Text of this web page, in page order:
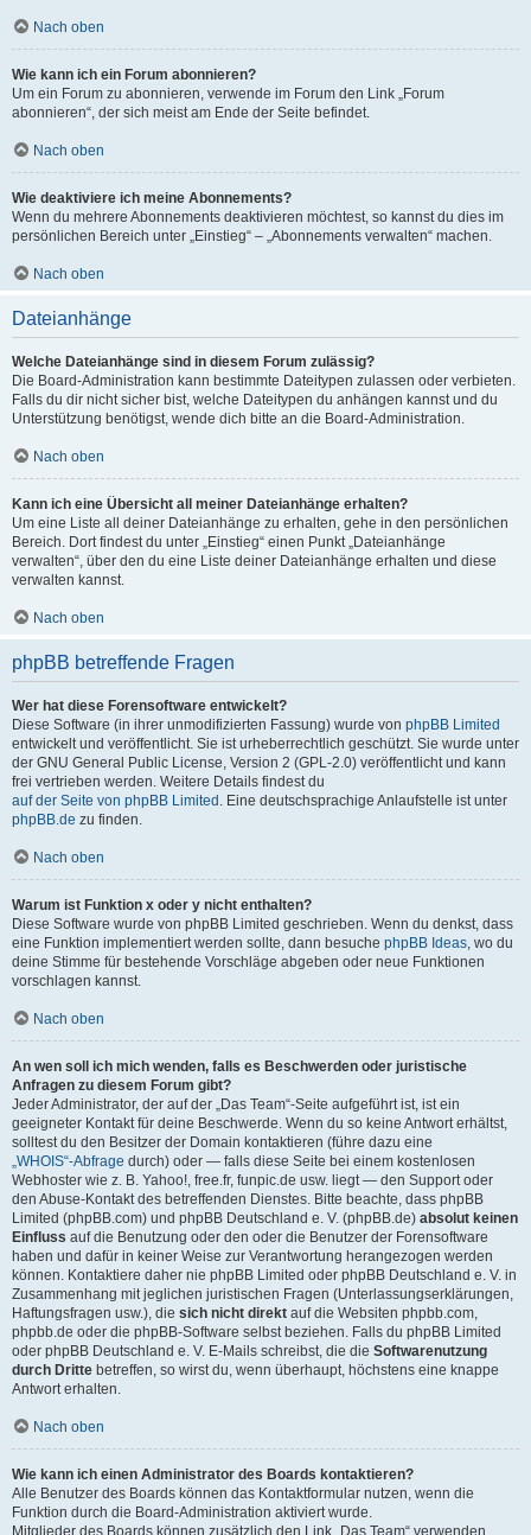
Nach oben
Wie kann ich ein Forum abonnieren?
Um ein Forum zu abonnieren, verwende im Forum den Link „Forum
abonnieren“, der sich meist am Ende der Seite befindet.
Nach oben
Wie deaktiviere ich meine Abonnements?
Wenn du mehrere Abonnements deaktivieren möchtest, so kannst du dies im
persönlichen Bereich unter „Einstieg“ – „Abonnements verwalten“ machen.
Nach oben
Dateianhänge
Welche Dateianhänge sind in diesem Forum zulässig?
Die Board-Administration kann bestimmte Dateitypen zulassen oder verbieten.
Falls du dir nicht sicher bist, welche Dateitypen du anhängen kannst und du
Unterstützung benötigst, wende dich bitte an die Board-Administration.
Nach oben
Kann ich eine Übersicht all meiner Dateianhänge erhalten?
Um eine Liste all deiner Dateianhänge zu erhalten, gehe in den persönlichen
Bereich. Dort findest du unter „Einstieg“ einen Punkt „Dateianhänge
verwalten“, über den du eine Liste deiner Dateianhänge erhalten und diese
verwalten kannst.
Nach oben
phpBB betreffende Fragen
Wer hat diese Forensoftware entwickelt?
Diese Software (in ihrer unmodifizierten Fassung) wurde von phpBB Limited
entwickelt und veröffentlicht. Sie ist urheberrechtlich geschützt. Sie wurde unter
der GNU General Public License, Version 2 (GPL-2.0) veröffentlicht und kann
frei vertrieben werden. Weitere Details findest du
auf der Seite von phpBB Limited . Eine deutschsprachige Anlaufstelle ist unter
phpBB.de zu finden.
Nach oben
Warum ist Funktion x oder y nicht enthalten?
Diese Software wurde von phpBB Limited geschrieben. Wenn du denkst, dass
eine Funktion implementiert werden sollte, dann besuche phpBB Ideas, wo du
deine Stimme für bestehende Vorschläge abgeben oder neue Funktionen
vorschlagen kannst.
Nach oben
An wen soll ich mich wenden, falls es Beschwerden oder juristische
Anfragen zu diesem Forum gibt?
Jeder Administrator, der auf der „Das Team“-Seite aufgeführt ist, ist ein
geeigneter Kontakt für deine Beschwerde. Wenn du so keine Antwort erhältst,
solltest du den Besitzer der Domain kontaktieren (führe dazu eine
„WHOIS“-Abfrage durch) oder — falls diese Seite bei einem kostenlosen
Webhoster wie z. B. Yahoo!, free.fr, funpic.de usw. liegt — den Support oder
den Abuse-Kontakt des betreffenden Dienstes. Bitte beachte, dass phpBB
Limited (phpBB.com) und phpBB Deutschland e. V. (phpBB.de) absolut keinen
Einfluss auf die Benutzung oder den oder die Benutzer der Forensoftware
haben und dafür in keiner Weise zur Verantwortung herangezogen werden
können. Kontaktiere daher nie phpBB Limited oder phpBB Deutschland e. V. in
Zusammenhang mit jeglichen juristischen Fragen (Unterlassungserklärungen,
Haftungsfragen usw.), die sich nicht direkt auf die Websiten phpbb.com,
phpbb.de oder die phpBB-Software selbst beziehen. Falls du phpBB Limited
oder phpBB Deutschland e. V. E-Mails schreibst, die die Softwarenutzung
durch Dritte betreffen, so wirst du, wenn überhaupt, höchstens eine knappe
Antwort erhalten.
Nach oben
Wie kann ich einen Administrator des Boards kontaktieren?
Alle Benutzer des Boards können das Kontaktformular nutzen, wenn die
Funktion durch die Board-Administration aktiviert wurde.
Mitglieder des Boards können zusätzlich den Link „Das Team“ verwenden.